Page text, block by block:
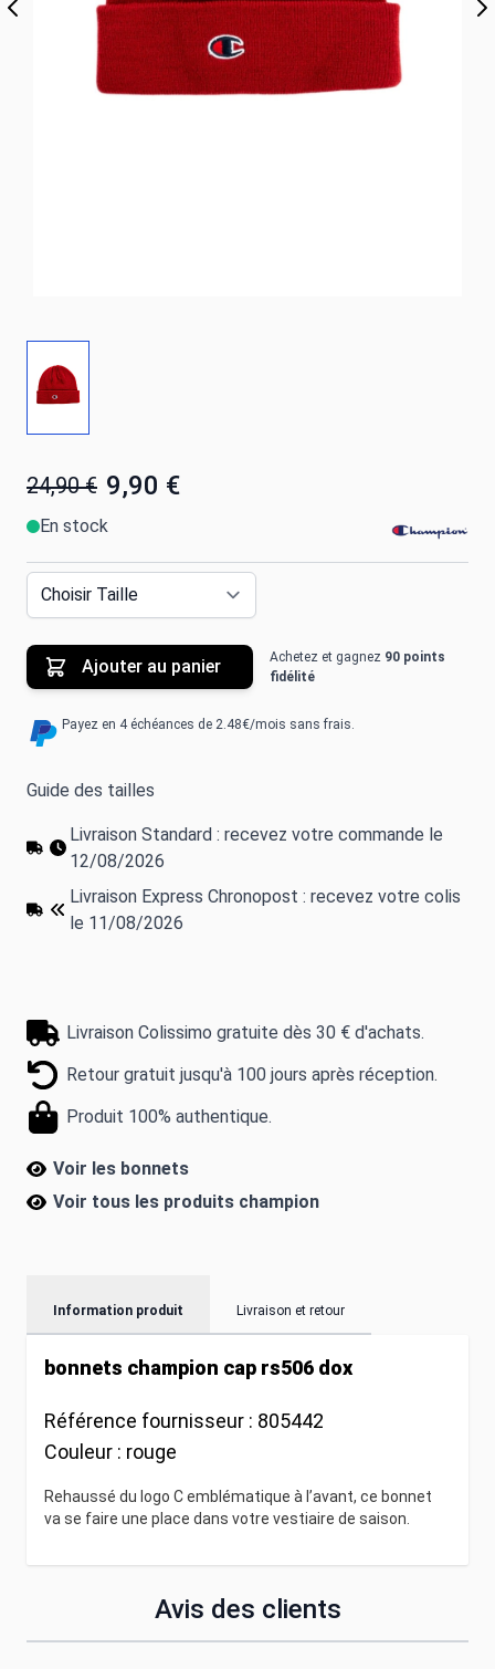
24,90 € 9,90 €
En stock
Ajouter au panier Achetez et gagnez 90 points
fidélité
Payez en 4 échéances de 2.48€/mois sans frais.
Guide des tailles
Livraison Standard : recevez votre commande le
12/08/2026
Livraison Express Chronopost : recevez votre colis
le 11/08/2026
Livraison Colissimo gratuite dès 30 € d'achats.
Retour gratuit jusqu'à 100 jours après réception.
Produit 100% authentique.
Voir les bonnets
Voir tous les produits champion
Information produit Livraison et retour
bonnets champion cap rs506 dox
Référence fournisseur : 805442
Couleur : rouge
Rehaussé du logo C emblématique à l’avant, ce bonnet
va se faire une place dans votre vestiaire de saison.
Avis des clients